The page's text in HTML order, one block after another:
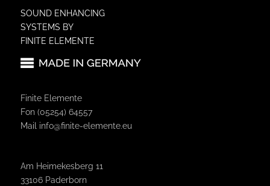
SOUND ENHANCING
SYSTEMS BY
FINITE ELEMENTE
Finite Elemente
Fon (05254) 64557
Mail info@finite-elemente.eu
Am Heimekesberg 11
33106 Paderborn